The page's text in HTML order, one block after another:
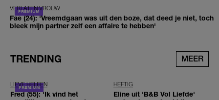
VERLATEN VROUW
Fae (24): 'Vreemdgaan was uit den boze, dat deed je niet, toch
bleek mijn partner zelf een affaire te hebben'
TRENDING MEER
LIEVE HELEEN
Fred (55): 'Ik vind het
HEFTIG
Eline uit 'B&B Vol Liefde'